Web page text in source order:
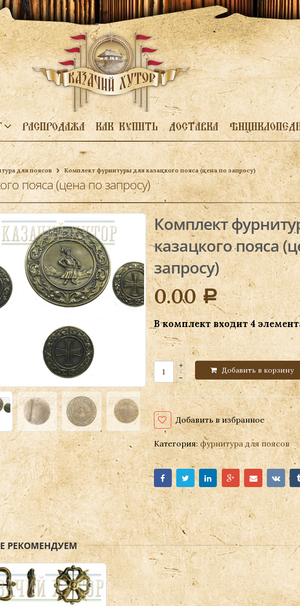
РАСПРОДАЖА КАК КУПИТЬ ДОСТАВКА
для поясов Комплект фурнитуры для казацкого пояса (цена по запросу)
пояса (цена по запросу)
Комплект
казацкого пояса
запросу)
0.00Р
В комплект входит 4
Добавить в корзину
Добавить в избранное
Категория:фурнитура для поясов
РЕКОМЕНДУЕМ